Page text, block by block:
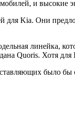
и высокие
для Kia. Они
линейка,
Quoris. Хотя
было